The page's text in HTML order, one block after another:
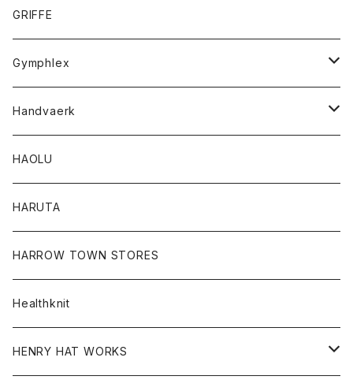
スカート
スカート
Tシャツ
Tシャツ
GRIFFE
Gymphlex
アウター
カーディガン
コート
トップス
シャツ
スウェット
レディース
カーディガン
コート
ボトム
パンツ
Handvaerk
トップス
Tシャツ
ロンTEE
HAOLU
HARUTA
HARROW TOWN STORES
Healthknit
HENRY HAT WORKS